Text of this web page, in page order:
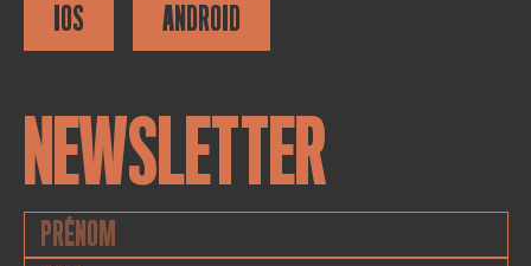
IOS ANDROID
NEWSLETTER